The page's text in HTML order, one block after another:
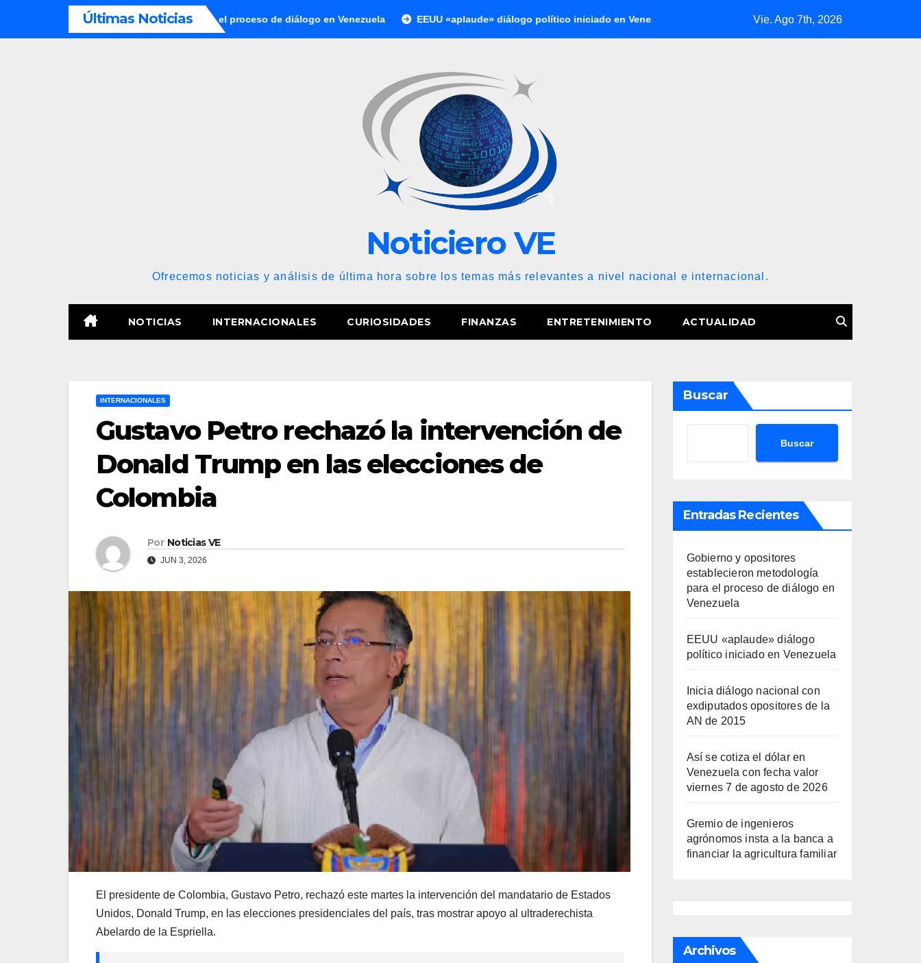
Últimas Noticias
establecieron metodología para el proceso de diálogo en Venezuela EEUU «aplaude» diálogo político iniciado en Venezuela Inicia diálogo nacional con exdiputados opositores de la
Vie. Ago 7th, 2026
Noticiero VE
Ofrecemos noticias y análisis de última hora sobre los temas más relevantes a nivel nacional e internacional.
NOTICIAS INTERNACIONALES CURIOSIDADES FINANZAS ENTRETENIMIENTO ACTUALIDAD
INTERNACIONALES
Gustavo Petro rechazó la intervención de
Donald Trump en las elecciones de
Colombia
Por Noticias VE
JUN 3, 2026
El presidente de Colombia, Gustavo Petro, rechazó este martes la intervención del mandatario de Estados
Unidos, Donald Trump, en las elecciones presidenciales del país, tras mostrar apoyo al ultraderechista
Abelardo de la Espriella.
Buscar
Buscar
Entradas Recientes
Gobierno y opositores
establecieron metodología
para el proceso de diálogo en
Venezuela
EEUU «aplaude» diálogo
político iniciado en Venezuela
Inicia diálogo nacional con
exdiputados opositores de la
AN de 2015
Así se cotiza el dólar en
Venezuela con fecha valor
viernes 7 de agosto de 2026
Gremio de ingenieros
agrónomos insta a la banca a
financiar la agricultura familiar
Archivos